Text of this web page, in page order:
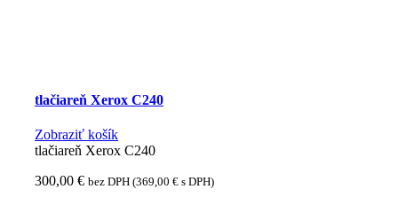
tlačiareň Xerox C240
Zobraziť košík
tlačiareň Xerox C240
300,00€ bez DPH (369,00€ s DPH)